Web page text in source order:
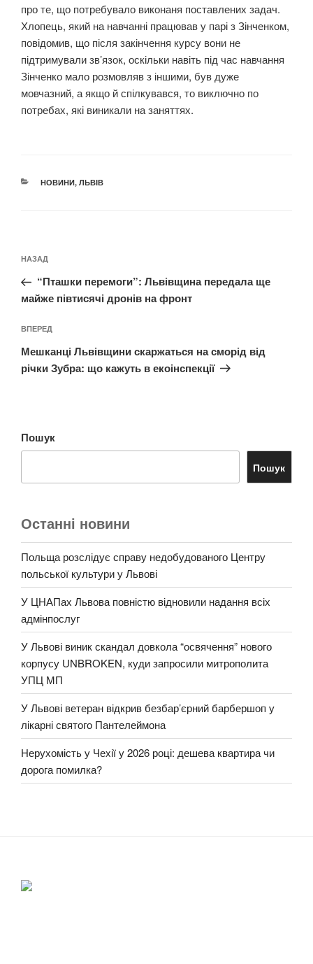
про те, що потребувало виконаня поставлених задач.
Хлопець, який на навчанні працював у парі з Зінченком,
повідомив, що після закінчення курсу вони не
підтримували звʼязок, оскільки навіть під час навчання
Зінченко мало розмовляв з іншими, був дуже
мовчазний, а якщо й спілкувався, то виключно по
потребах, які виникали на заняттях.
КАТЕГОРІЇ
НОВИНИ, ЛЬВІВ
записів
Попередній
запис:
НАЗАД
“Пташки перемоги”: Львівщина передала ще
майже півтисячі дронів на фронт
Наступний
запис
ВПЕРЕД
Мешканці Львівщини скаржаться на сморід від
річки Зубра: що кажуть в екоінспекції
Пошук
Пошук
Останні новини
Польща розслідує справу недобудованого Центру
польської культури у Львові
У ЦНАПах Львова повністю відновили надання всіх
адмінпослуг
У Львові виник скандал довкола “освячення” нового
корпусу UNBROKEN, куди запросили митрополита
УПЦ МП
У Львові ветеран відкрив безбар’єрний барбершоп у
лікарні святого Пантелеймона
Нерухомість у Чехії у 2026 році: дешева квартира чи
дорога помилка?